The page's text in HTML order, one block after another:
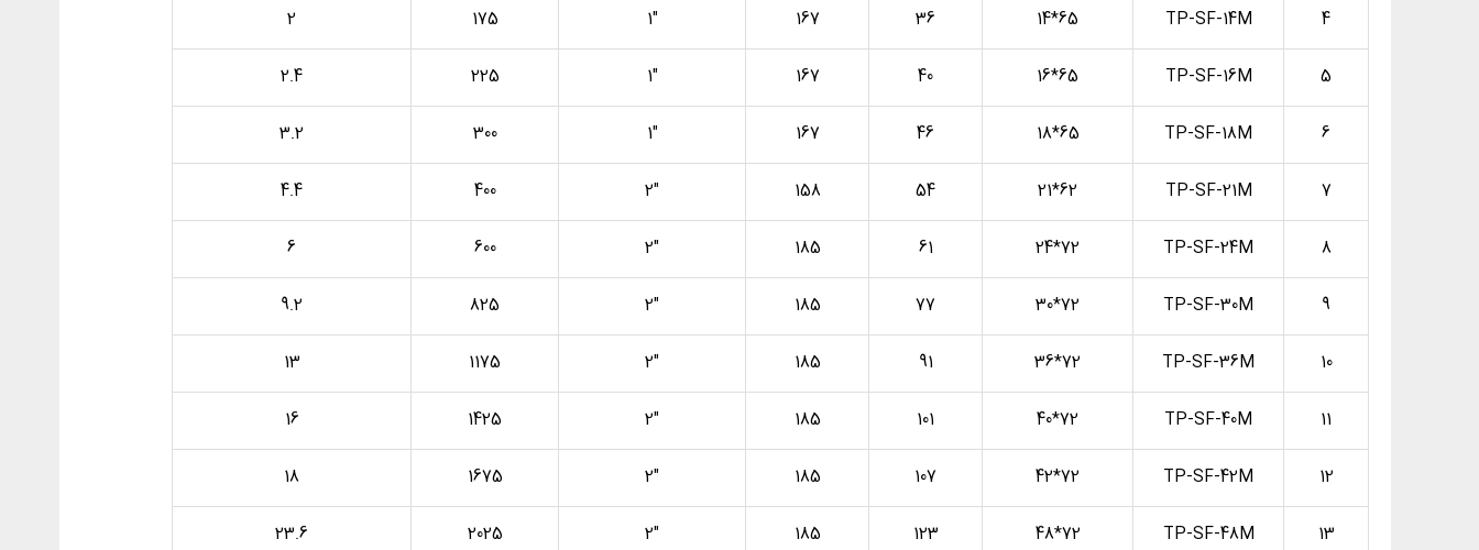
4
TP-SF-14M
65*14
36
167
1″
175
2
5
TP-SF-16M
65*16
40
167
1″
225
2.4
6
TP-SF-18M
65*18
46
167
1″
300
3.2
7
TP-SF-21M
62*21
54
158
2″
400
4.4
8
TP-SF-24M
72*24
61
185
2″
600
6
9
TP-SF-30M
72*30
77
185
2″
825
9.2
10
TP-SF-36M
72*36
91
185
2″
1175
13
11
TP-SF-40M
72*40
101
185
2″
1425
16
12
TP-SF-42M
72*42
107
185
2″
1675
18
13
TP-SF-48M
72*48
123
185
2″
2025
23.6